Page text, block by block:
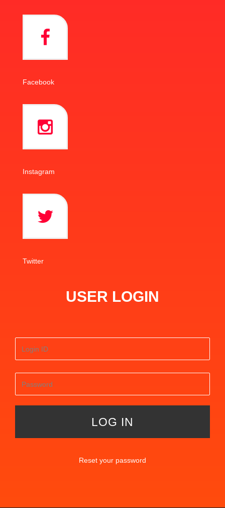
Facebook
Instagram
Twitter
USER LOGIN
Reset your password